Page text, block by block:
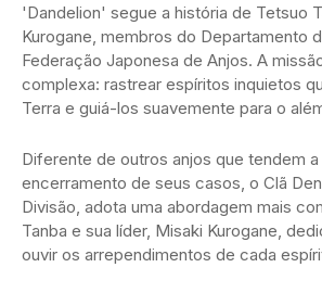
'Dandelion' segue a história de Tetsuo
Kurogane, membros do Departamento
Federação Japonesa de Anjos. A
complexa: rastrear espíritos inquietos
Terra e guiá-los suavemente para o
Diferente de outros anjos que tendem
encerramento de seus casos, o Clã
Divisão, adota uma abordagem mais
Tanba e sua líder, Misaki Kurogane,
ouvir os arrependimentos de cada